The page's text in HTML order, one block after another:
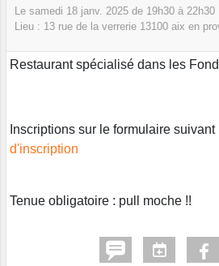
Le samedi 18 janv. 2025 de 19h30 à 22h30
Lieu : 13 rue de la verrerie 13100 aix en
Restaurant spécialisé dans les
Inscriptions sur le formulaire suivant
d'inscription
Tenue obligatoire : pull moche !!